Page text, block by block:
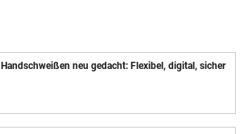
Handschweißen neu gedacht: Flexibel, digital, sicher